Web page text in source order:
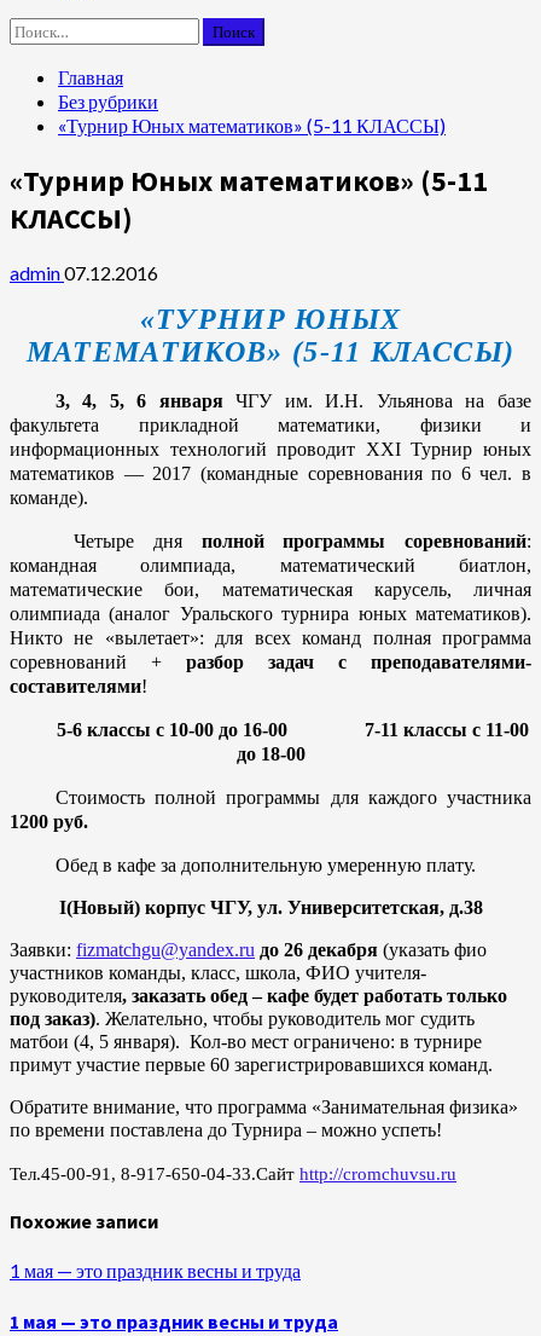
Найти:
Главная
Без рубрики
«Турнир Юных математиков» (5-11 КЛАССЫ)
«Турнир Юных математиков» (5-11
КЛАССЫ)
admin07.12.2016
«ТУРНИР ЮНЫХ
МАТЕМАТИКОВ» (5-11 КЛАССЫ)
3, 4, 5, 6 январяЧГУ им. И.Н. Ульянова на базе
факультета прикладной математики, физики и
информационных технологий проводит XXIТурнир юных
математиков — 2017 (командные соревнования по 6 чел. в
команде).
Четыре дня полной программы соревнований:
командная олимпиада, математический биатлон,
математические бои, математическая карусель, личная
олимпиада (аналог Уральского турнира юных математиков).
Никто не «вылетает»: для всех команд полная программа
соревнований + разбор задач с преподавателями-
составителями!
5-6 классы с 10-00 до 16-00 7-11 классы с 11-00
до 18-00
Стоимость полной программы для каждого участника
1200 руб.
Обед в кафе за дополнительную умеренную плату.
I(Новый) корпус ЧГУ, ул. Университетская, д.38
Заявки: fizmatchgu@yandex.ru до 26 декабря (указать фио
участников команды, класс, школа, ФИО учителя-
руководителя, заказать обед – кафе будет работать только
под заказ). Желательно, чтобы руководитель мог судить
матбои (4, 5 января). Кол-во мест ограничено: в турнире
примут участие первые 60 зарегистрировавшихся команд.
Обратите внимание, что программа «Занимательная физика»
по времени поставлена до Турнира – можно успеть!
Тел.45-00-91, 8-917-650-04-33.Сайт http://cromchuvsu.ru
Похожие записи
1 мая — это праздник весны и труда
1 мая — это праздник весны и труда